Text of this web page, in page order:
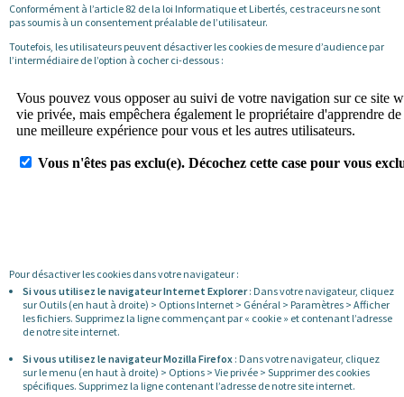
Conformément à l’article 82 de la loi Informatique et Libertés, ces traceurs ne sont
pas soumis à un consentement préalable de l’utilisateur.
Toutefois, les utilisateurs peuvent désactiver les cookies de mesure d’audience par
l’intermédiaire de l’option à cocher ci-dessous :
Pour désactiver les cookies dans votre navigateur :
Si vous utilisez le navigateur Internet Explorer: Dans votre navigateur, cliquez
sur Outils (en haut à droite) > Options Internet > Général > Paramètres > Afficher
les fichiers. Supprimez la ligne commençant par « cookie » et contenant l’adresse
de notre site internet.
Si vous utilisez le navigateur Mozilla Firefox : Dans votre navigateur, cliquez
sur le menu (en haut à droite) > Options > Vie privée > Supprimer des cookies
spécifiques. Supprimez la ligne contenant l’adresse de notre site internet.